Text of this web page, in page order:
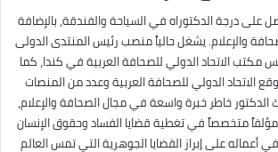
على درجة الدكتوراه في السياحة والفندقة، بالإضافة
والإعلام. يشغل حالياً منصب رئيس المنتدى الدولى
مكتب الاتحاد الدولي للصحافة العربية في كندا، كما
الاتحاد الدولي للصحافة العربية وعدد من المنصات
الدكتور خاطر خبرة واسعة في مجال الصحافة والإعلام،
متخصصاً في تغطية قضايا الفساد وحقوق الإنسان
أعماله على إبراز القضايا الجوهرية التي تمس العالم